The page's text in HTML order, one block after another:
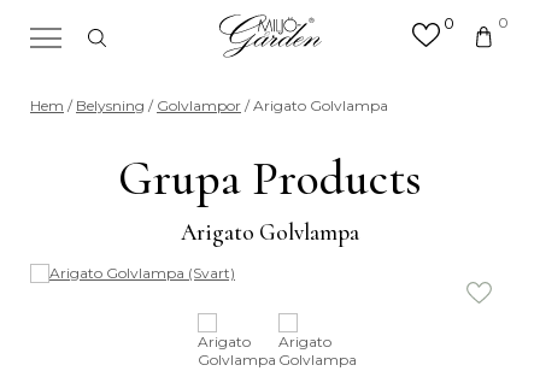
0 0
Sök efter valfri produkt eller
kategori
Hem / Belysning / Golvlampor / Arigato Golvlampa
Grupa Products
Arigato Golvlampa